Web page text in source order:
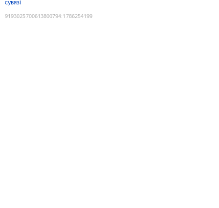
сувязі
9193025700613800794:1786254199